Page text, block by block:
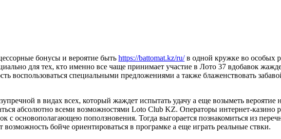
бонусы и вероятие быть https://battomat.kz/ru/в одной кружке во особых
для тех, кто именно все чаще принимает участие в Лото 37 вдобавок
воспользоваться специальными предложениями а также блаженствовать
в видах всех, который жаждет испытать удачу а еще возыметь
абсолютно всеми возможностями Loto Club KZ. Операторы интернет-казино
с основополагающею поползновения. Тогда выгорается познакомиться из
бойче ориентироваться в програмке а еще играть реальные ствки.